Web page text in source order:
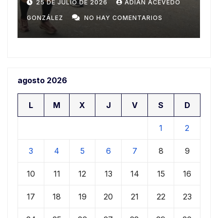
20 DE JULIO DE 2026 ADIAN ACEVEDO
GONZÁLEZ NO HAY COMENTARIOS
agosto 2026
L M X J V S D
1 2
3 4 5 6 7 8 9
10 11 12 13 14 15 16
17 18 19 20 21 22 23